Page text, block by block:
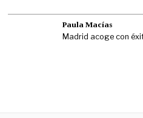
Paula Macías
Madrid acoge con